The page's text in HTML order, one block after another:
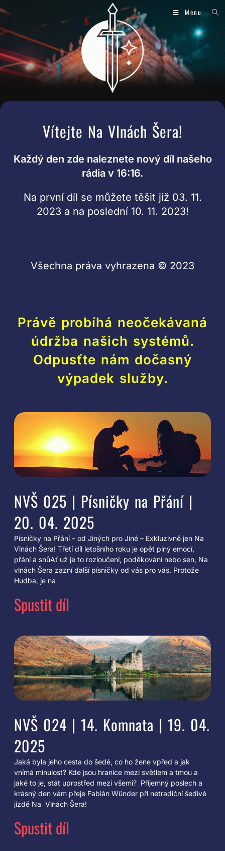
Menu
Vítejte Na Vlnách Šera!
Každý den zde naleznete nový díl našeho
rádia v 16:16.
Na první díl se můžete těšit již 03. 11.
2023 a na poslední 10. 11. 2023!
Všechna práva vyhrazena © 2023
Právě probíhá neočekávaná
údržba našich systémů.
Odpusťte nám dočasný
výpadek služby.
NVŠ 025 | Písničky na Přání |
20. 04. 2025
Písničky na Přání – od Jiných pro Jiné – Exkluzivně jen Na
Vlnách Šera! Třetí díl letošního roku je opět plný emocí,
přání a snůAť už je to rozloučení, poděkování nebo sen, Na
vlnách Šera zazní další písničky od vás pro vás. Protože
Hudba, je na
Spustit díl
NVŠ 024 | 14. Komnata | 19. 04.
2025
Jaká byla jeho cesta do šedé, co ho žene vpřed a jak
vnímá minulost? Kde jsou hranice mezi světlem a tmou a
jaké to je, stát uprostřed mezi všemi? Příjemný poslech a
krásný den vám přeje Fabián Wünder při netradiční šedivé
jízdě Na Vlnách Šera!
Spustit díl